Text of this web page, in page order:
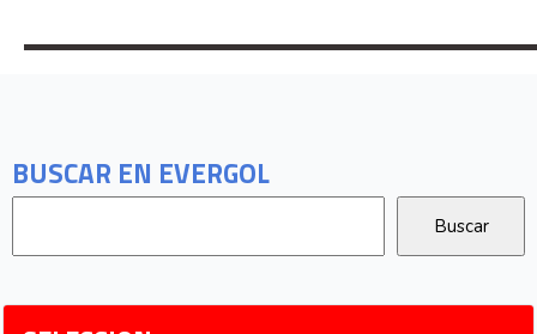
BUSCAR EN EVERGOL